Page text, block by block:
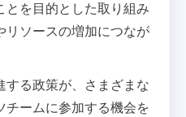
とを目的とした取り組み
リソースの増加につなが
する政策が、さまざまな
チームに参加する機会を